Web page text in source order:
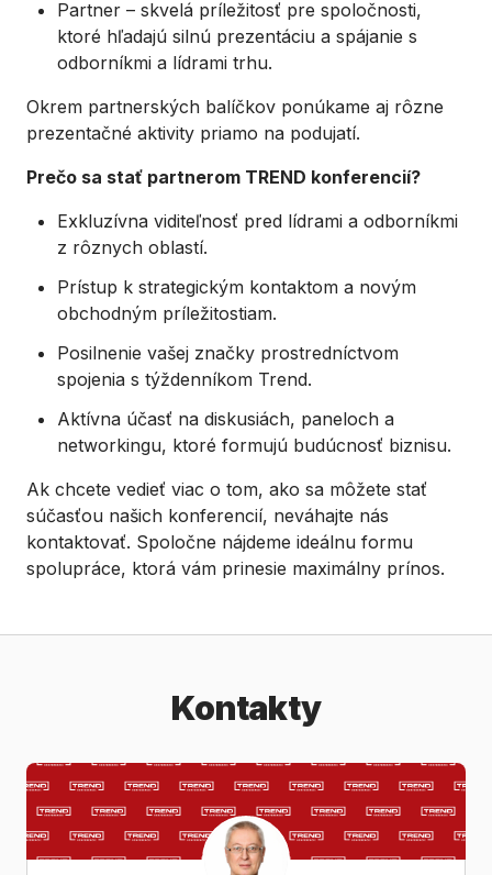
Partner – skvelá príležitosť pre spoločnosti,
ktoré hľadajú silnú prezentáciu a spájanie s
odborníkmi a lídrami trhu.
Okrem partnerských balíčkov ponúkame aj rôzne
prezentačné aktivity priamo na podujatí.
Prečo sa stať partnerom TREND konferencií?
Exkluzívna viditeľnosť pred lídrami a odborníkmi
z rôznych oblastí.
Prístup k strategickým kontaktom a novým
obchodným príležitostiam.
Posilnenie vašej značky prostredníctvom
spojenia s týždenníkom Trend.
Aktívna účasť na diskusiách, paneloch a
networkingu, ktoré formujú budúcnosť biznisu.
Ak chcete vedieť viac o tom, ako sa môžete stať
súčasťou našich konferencií, neváhajte nás
kontaktovať. Spoločne nájdeme ideálnu formu
spolupráce, ktorá vám prinesie maximálny prínos.
Kontakty